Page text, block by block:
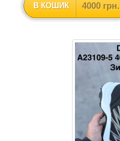
В КОШИК 4000 грн.